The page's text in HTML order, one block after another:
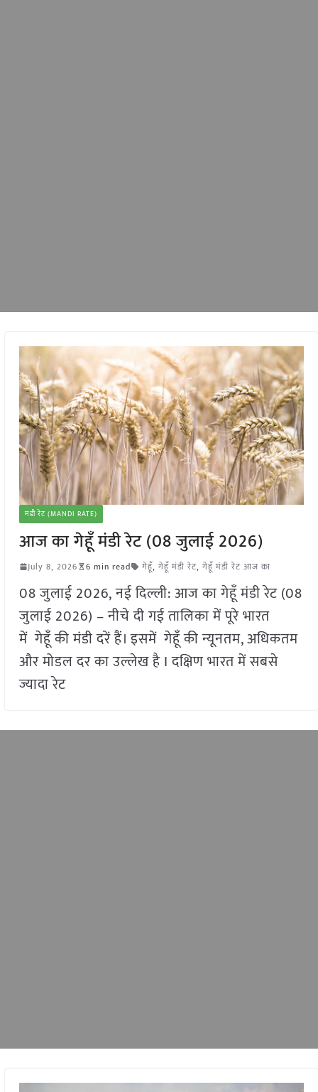
मंडी रेट (MANDI RATE)
आज का गेहूँ मंडी रेट (08 जुलाई 2026)
July 8, 2026 6 min read गेहूँ, गेहूँ मंडी रेट, गेहूँ मंडी रेट आज का
08 जुलाई 2026, नई दिल्ली: आज का गेहूँ मंडी रेट (08
जुलाई 2026) – नीचे दी गई तालिका में पूरे भारत
में गेहूँ की मंडी दरें हैं। इसमें गेहूँ की न्यूनतम, अधिकतम
और मोडल दर का उल्लेख है I दक्षिण भारत में सबसे
ज्यादा रेट